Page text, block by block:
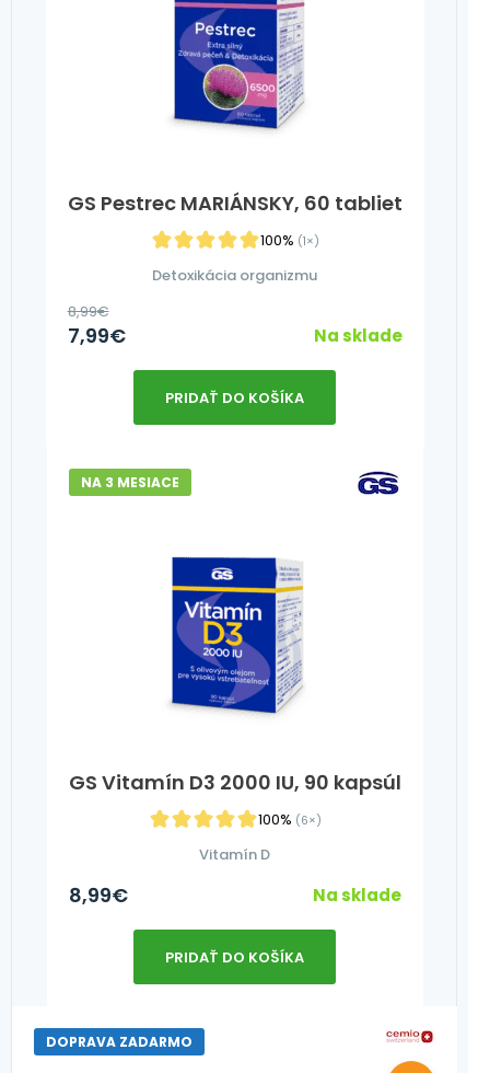
GS Pestrec MARIÁNSKY, 60 tabliet
100% (1×)
Detoxikácia organizmu
8,99€
7,99€ Na sklade
PRIDAŤ DO KOŠÍKA
GS Vitamín D3 2000 IU, 90 kapsúl
100% (6×)
NA 3 MESIACE
Vitamín D
8,99€ Na sklade
PRIDAŤ DO KOŠÍKA
DOPRAVA ZADARMO